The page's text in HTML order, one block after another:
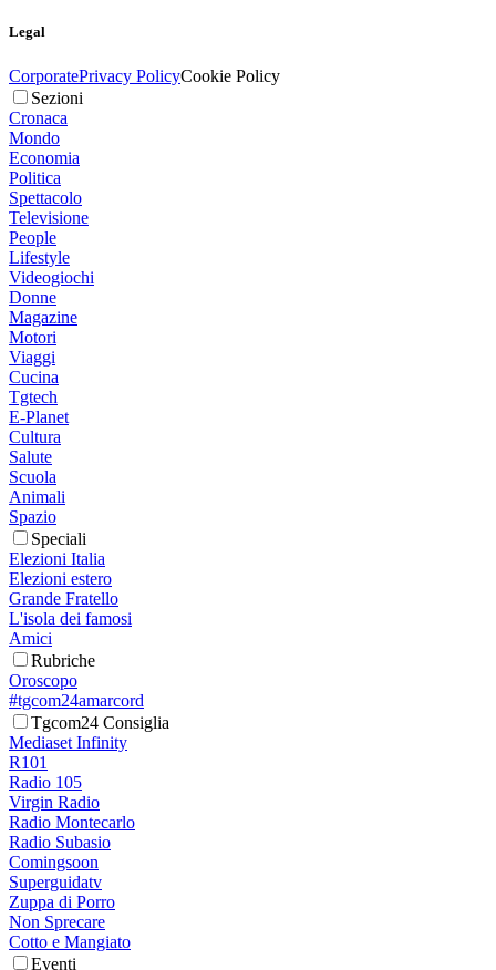
Legal
CorporatePrivacy PolicyCookie Policy
Sezioni
Cronaca
Mondo
Economia
Politica
Spettacolo
Televisione
People
Lifestyle
Videogiochi
Donne
Magazine
Motori
Viaggi
Cucina
Tgtech
E-Planet
Cultura
Salute
Scuola
Animali
Spazio
Speciali
Elezioni Italia
Elezioni estero
Grande Fratello
L'isola dei famosi
Amici
Rubriche
Oroscopo
#tgcom24amarcord
Tgcom24 Consiglia
Mediaset Infinity
R101
Radio 105
Virgin Radio
Radio Montecarlo
Radio Subasio
Comingsoon
Superguidatv
Zuppa di Porro
Non Sprecare
Cotto e Mangiato
Eventi